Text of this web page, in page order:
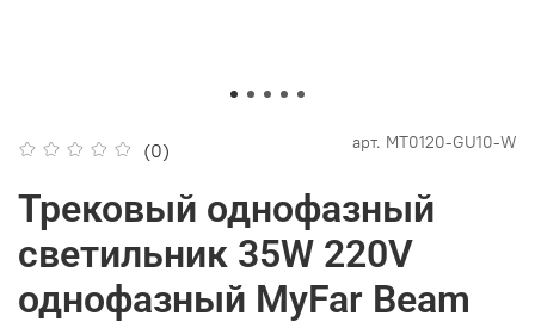
(0) арт. MT0120-GU10-W
Трековый однофазный
светильник 35W 220V
однофазный MyFar Beam